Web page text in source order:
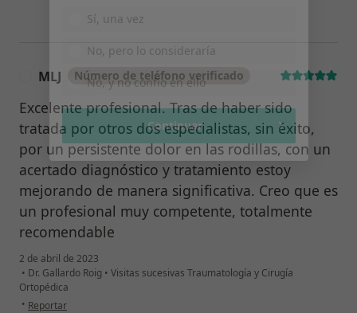
MLJ Número de teléfono verificado
Excelente profesional. Tras de haber sido
tratada por otros dos especialistas, sin éxito,
por un persistente dolor en las rodillas, con un
acertado diagnóstico y tratamiento estoy
mejorando de manera significativa. Creo que es
un profesional muy competente, totalmente
recomendable
2 de abril de 2023
• Dr. Gallardo Roig • Visitas sucesivas Traumatología y Cirugía
Ortopédica
• en opinión del usuario MLJ
Reportar